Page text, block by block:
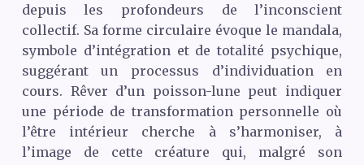
depuis les profondeurs de l’inconscient
collectif. Sa forme circulaire évoque le mandala,
symbole d’intégration et de totalité psychique,
suggérant un processus d’individuation en
cours. Rêver d’un poisson-lune peut indiquer
une période de transformation personnelle où
l’être intérieur cherche à s’harmoniser, à
l’image de cette créature qui, malgré son